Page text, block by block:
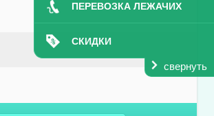
ПЕРЕВОЗКА ЛЕЖАЧИХ
СКИДКИ
свернуть